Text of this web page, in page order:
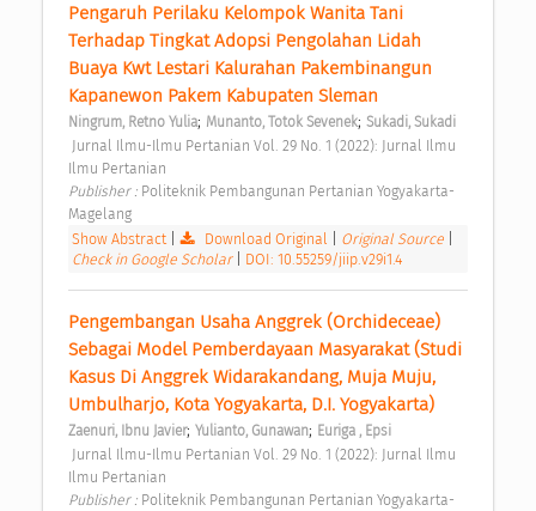
Pengaruh Perilaku Kelompok Wanita Tani
Terhadap Tingkat Adopsi Pengolahan Lidah
Buaya Kwt Lestari Kalurahan Pakembinangun
Kapanewon Pakem Kabupaten Sleman
Ningrum, Retno Yulia; Munanto, Totok Sevenek; Sukadi, Sukadi
Ilmu Pertanian
Publisher : Politeknik Pembangunan Pertanian Yogyakarta-
Magelang
Show Abstract| Download Original Original Source
Check in Google Scholar
DOI: 10.55259/jiip.v29i1.4
Pengembangan Usaha Anggrek (Orchideceae)
Sebagai Model Pemberdayaan Masyarakat (Studi
Kasus Di Anggrek Widarakandang, Muja Muju,
Umbulharjo, Kota Yogyakarta, D.I. Yogyakarta)
Zaenuri, Ibnu Javier; Yulianto, Gunawan; Euriga , Epsi
Ilmu Pertanian
Publisher : Politeknik Pembangunan Pertanian Yogyakarta-